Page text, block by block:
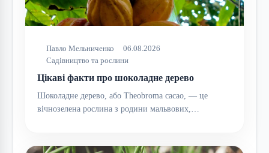
Павло Мельниченко
06.08.2026
Садівництво та рослини
Цікаві факти про шоколадне дерево
Шоколадне дерево, або Theobroma cacao, — це
вічнозелена рослина з родини мальвових,…